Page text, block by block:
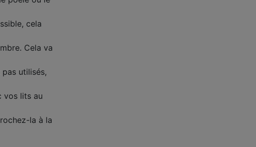
cela
Cela va
utilisés,
vos lits au
la à la